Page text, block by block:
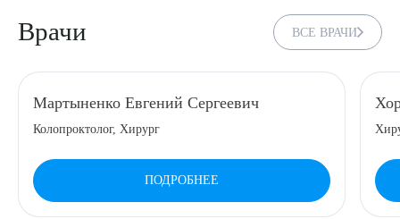
Врачи ВСЕ ВРАЧИ
Мартыненко Евгений Сергеевич
Колопроктолог, Хирург
ПОДРОБНЕЕ